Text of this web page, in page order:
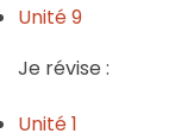
Unité 9
Je révise :
Unité 1